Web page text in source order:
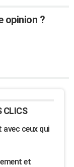
opinion ?
CLICS
ceux qui
et